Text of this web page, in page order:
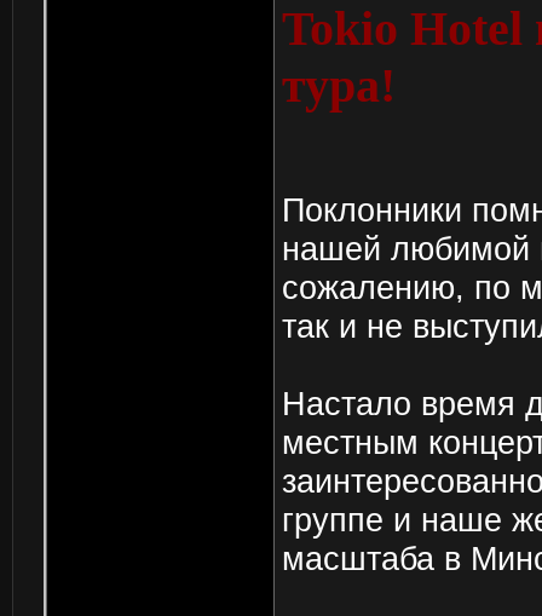
Tokio Hotel
тура!
Поклонники
нашей любимой
сожалению, по
так и не
Настало время
местным
группе и наше
масштаба в